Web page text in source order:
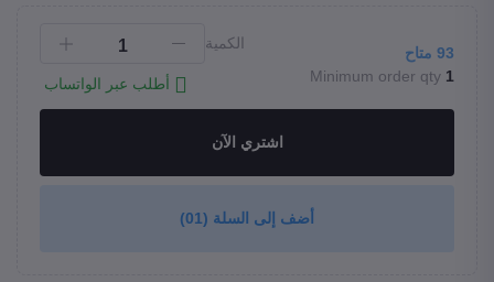
93 متاح
Minimum order qty 1
الكمية
أطلب عبر الواتساب
اشتري الآن
أضف إلى السلة (01)